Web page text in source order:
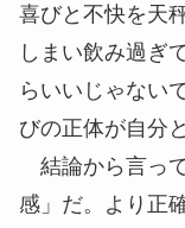
喜びと不快を天
しまい飲み過ぎ
らいいじゃない
びの正体が自分
結論から言っ
感」だ。より正